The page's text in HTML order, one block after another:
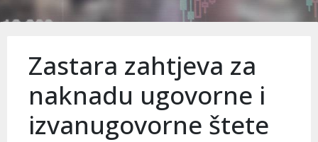
Zastara zahtjeva za
naknadu ugovorne i
izvanugovorne štete